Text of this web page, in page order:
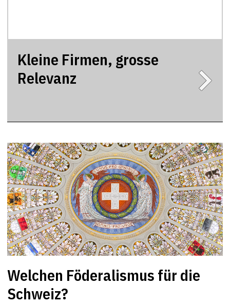
Kleine Firmen, grosse
Relevanz
Welchen Föderalismus für die
Schweiz?